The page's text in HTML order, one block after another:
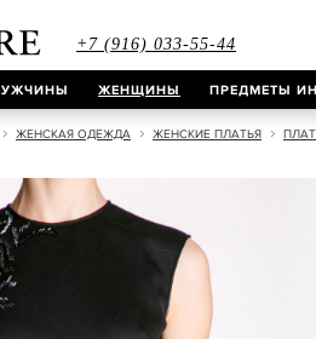
+7 (916) 033-55-44
ЖЕНЩИНЫ ПРЕДМЕТЫ
ЖЕНСКАЯ ОДЕЖДА ЖЕНСКИЕ ПЛАТЬЯ